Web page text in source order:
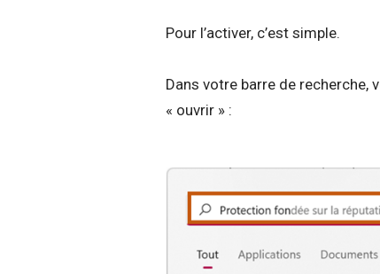
Pour l’activer, c’est simple.
Dans votre barre de recherche,
« ouvrir » :